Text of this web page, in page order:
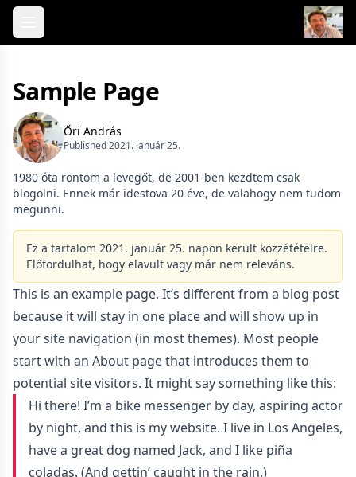
Skip to content
Sample Page
Őri András
Published 2021. január 25.
1980 óta rontom a levegőt, de 2001-ben kezdtem csak
blogolni. Ennek már idestova 20 éve, de valahogy nem tudom
megunni.
Ez a tartalom 2021. január 25. napon került közzétételre.
Előfordulhat, hogy elavult vagy már nem releváns.
This is an example page. It’s different from a blog post
because it will stay in one place and will show up in
your site navigation (in most themes). Most people
start with an About page that introduces them to
potential site visitors. It might say something like this:
Hi there! I’m a bike messenger by day, aspiring actor
by night, and this is my website. I live in Los Angeles,
have a great dog named Jack, and I like piña
coladas. (And gettin’ caught in the rain.)